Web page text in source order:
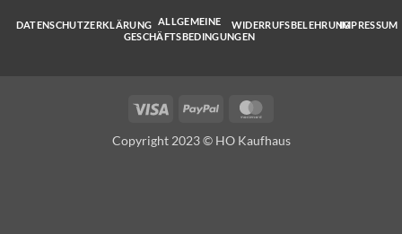
DATENSCHUTZERKLÄRUNG ALLGEMEINE
GESCHÄFTSBEDINGUNGEN
WIDERRUFSBELEHRUNGIMPRESSUM
Visa PayPal
Copyright 2023 © HO Kaufhaus